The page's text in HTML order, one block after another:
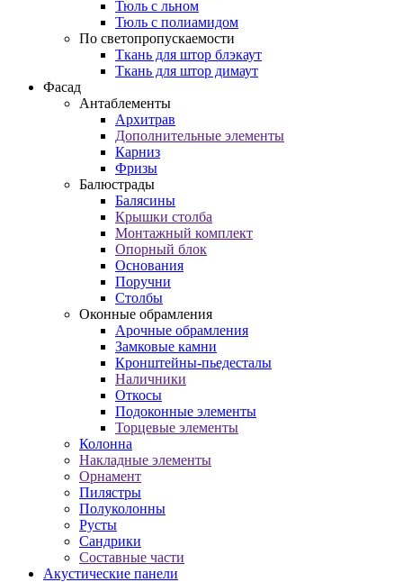
Тюль с льном
Тюль с полиамидом
По светопропускаемости
Ткань для штор блэкаут
Ткань для штор димаут
Фасад
Антаблементы
Архитрав
Дополнительные элементы
Карниз
Фризы
Балюстрады
Балясины
Крышки столба
Монтажный комплект
Опорный блок
Основания
Поручни
Столбы
Оконные обрамления
Арочные обрамления
Замковые камни
Кронштейны-пьедесталы
Наличники
Откосы
Подоконные элементы
Торцевые элементы
Колонна
Накладные элементы
Орнамент
Пилястры
Полуколонны
Русты
Сандрики
Составные части
Акустические панели